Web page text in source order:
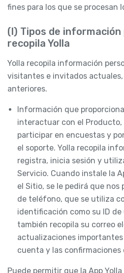
fines para los que se procesan
(I) Tipos de información
recopila Yolla
Yolla recopila información
visitantes e invitados
anteriores.
Información que
interactuar con el Producto,
participar en encuestas y
el soporte. Yolla recopila
registra, inicia sesión y
Servicio. Cuando instale la
el Sitio, se le pedirá que nos
de teléfono, que se utiliza
identificación como su ID de
también recopila su correo
actualizaciones importantes
cuenta y las confirmaciones
Puede permitir que la App